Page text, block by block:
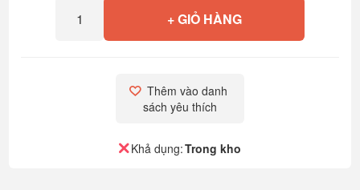
+ GIỎ HÀNG
Thêm vào danh
sách yêu thích
Khả dụng:Trong kho